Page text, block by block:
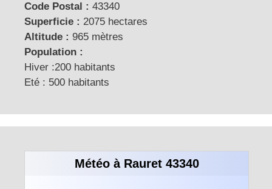
Code Postal : 43340
Superficie : 2075 hectares
Altitude : 965 mètres
Population :
Hiver :200 habitants
Eté : 500 habitants
Météo à Rauret 43340